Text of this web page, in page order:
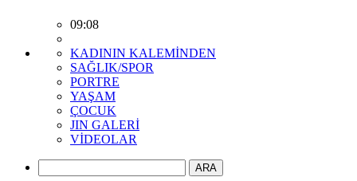
09:08
KADININ KALEMİNDEN
SAĞLIK/SPOR
PORTRE
YAŞAM
ÇOCUK
JIN GALERİ
VİDEOLAR
ARA